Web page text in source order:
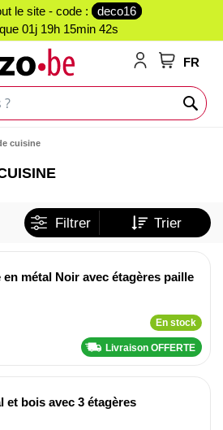
le site - code :
deco16
01j 19h 15min 41s
FR
cuisine
Filtrer Trier
métal Noir avec étagères paille
En stock
Livraison OFFERTE
et bois avec 3 étagères